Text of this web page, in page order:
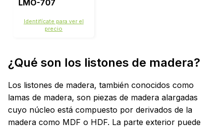
LMO-707
Identifícate para ver el
precio
¿Qué son los listones de madera?
Los listones de madera, también conocidos como
lamas de madera, son piezas de madera alargadas
cuyo núcleo está compuesto por derivados de la
madera como MDF o HDF. La parte exterior puede